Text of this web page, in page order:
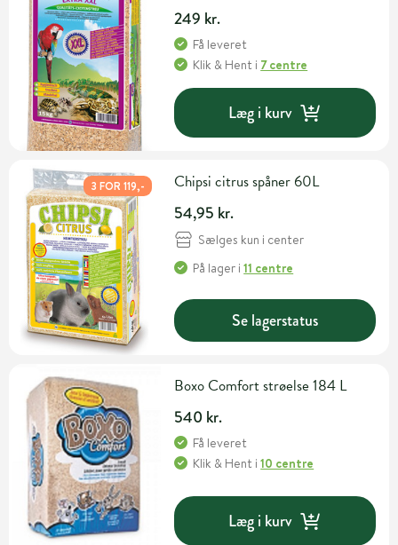
249 kr.
Få leveret
Klik & Hent i 7 centre
Læg i kurv
3 FOR 119,- Chipsi citrus spåner 60L
54,95 kr.
Sælges kun i center
På lager i11 centre
Se lagerstatus
Boxo Comfort strøelse 184 L
540 kr.
Få leveret
Klik & Hent i10 centre
Læg i kurv